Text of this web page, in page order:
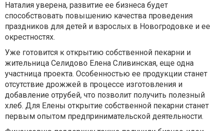
Наталия уверена, развитие ее бизнеса будет
способствовать повышению качества проведения
праздников для детей и взрослых в Новогродовке и ее
окрестностях.
Уже готовится к открытию собственной пекарни и
жительница Селидово Елена Сливинская, еще одна
участница проекта. Особенностью ее продукции станет
отсутствие дрожжей в процессе изготовления и
добавление отрубей, что позволит получить полезный
хлеб. Для Елены открытие собственной пекарни станет
первым опытом предпринимательской деятельности.